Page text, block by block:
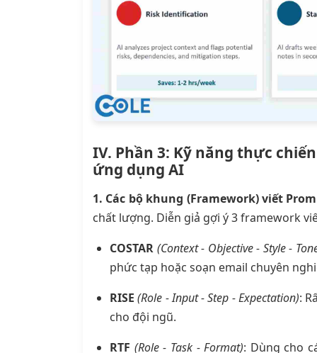
IV. Phần 3: Kỹ năng thực
ứng dụng AI
1. Các bộ khung (Framework) viết
chất lượng. Diễn giả gợi ý 3 framework
COSTAR (Context - Objective - Style -
phức tạp hoặc soạn email chuyên
RISE (Role - Input - Step - Expectation):
cho đội ngũ.
RTF (Role - Task - Format): Dùng cho